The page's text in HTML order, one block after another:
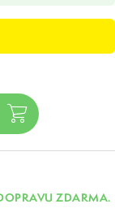
ZDARMA.